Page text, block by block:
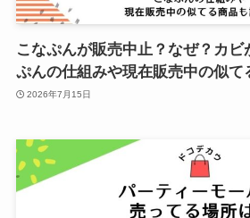
こなぷんが販売中止？なぜ？カ
ぷんの仕組みや現在販売中の似て
2026年7月15日